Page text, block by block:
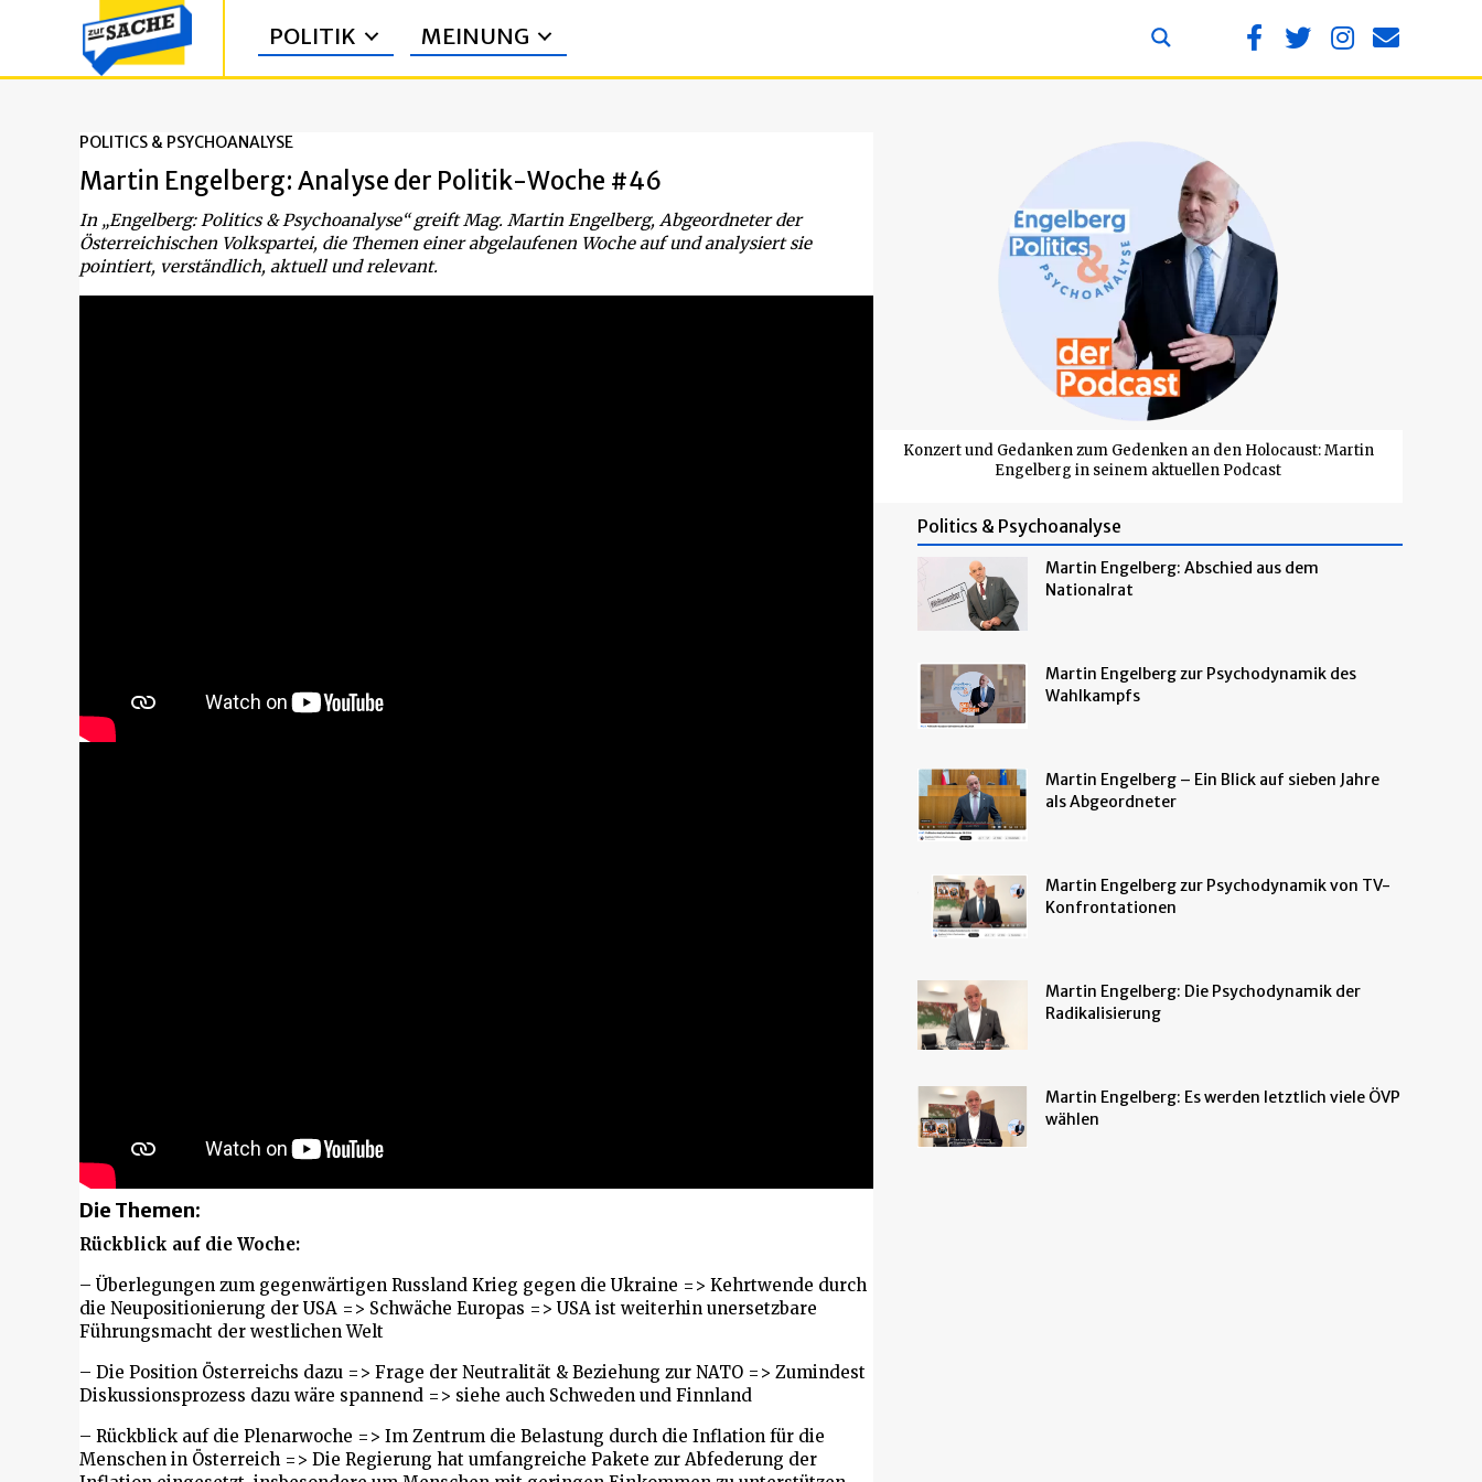
POLITIK MEINUNG
POLITICS & PSYCHOANALYSE
Martin Engelberg: Analyse der Politik-Woche #46
In „Engelberg: Politics & Psychoanalyse“ greift Mag. Martin Engelberg, Abgeordneter der
Österreichischen Volkspartei, die Themen einer abgelaufenen Woche auf und analysiert sie
pointiert, verständlich, aktuell und relevant.
Die Themen:
Rückblick auf die Woche:
– Überlegungen zum gegenwärtigen Russland Krieg gegen die Ukraine => Kehrtwende durch
die Neupositionierung der USA => Schwäche Europas => USA ist weiterhin unersetzbare
Führungsmacht der westlichen Welt
– Die Position Österreichs dazu => Frage der Neutralität & Beziehung zur NATO => Zumindest
Diskussionsprozess dazu wäre spannend => siehe auch Schweden und Finnland
– Rückblick auf die Plenarwoche => Im Zentrum die Belastung durch die Inflation für die
Menschen in Österreich => Die Regierung hat umfangreiche Pakete zur Abfederung der
Konzert und Gedanken zum Gedenken an den Holocaust: Martin
Engelberg in seinem aktuellen Podcast
Politics & Psychoanalyse
Martin Engelberg: Abschied aus dem
Nationalrat
Martin Engelberg zur Psychodynamik des
Wahlkampfs
Martin Engelberg – Ein Blick auf sieben Jahre
als Abgeordneter
Martin Engelberg zur Psychodynamik von TV-
Konfrontationen
Martin Engelberg: Die Psychodynamik der
Radikalisierung
Martin Engelberg: Es werden letztlich viele ÖVP
wählen